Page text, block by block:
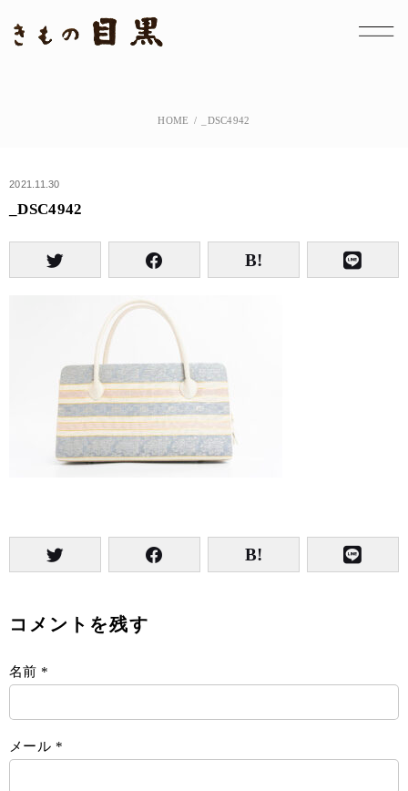
HOME _DSC4942
2021.11.30
_DSC4942
コメントを残す
名前 *
メール *